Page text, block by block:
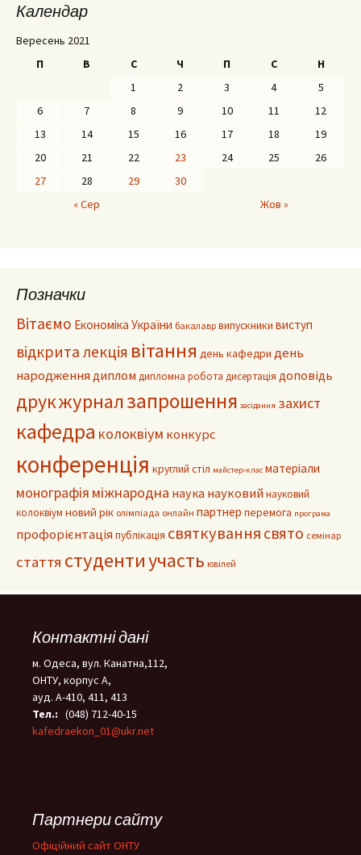
Календар
Вересень 2021
П
В С Ч П С Н
« Сер Жов »
1 2 3 4
5
6
7 8 9 10 11
12
13
14 15 16 17 18
19
20
21 22 23 24 25
26
27
28 29 30
Позначки
Вітаємо Економіка України бакалавр випускники виступ
відкрита лекція вітання день кафедри день
народженнядиплом дипломна робота дисертація доповідь
друкжурналзапрошення засідання захист
кафедра колоквіум конкурс
конференція круглий стіл майстер-клас матеріали
монографія міжнародна наука науковийнауковий
колоквіум новий рік олімпіада онлайн партнер перемога програма
профорієнтаціяпублікація святкування свято семінар
стаття студентиучасть ювілей
Контактні дані
м. Одеса, вул. Канатна,112,
ОНТУ, корпус А,
ауд. А-410, 411, 413
Тел.: (048) 712-40-15
kafedraekon_01@ukr.net
Партнери сайту
Офіційний сайт ОНТУ